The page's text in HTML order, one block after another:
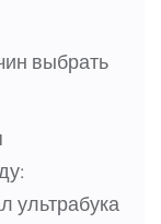
выбрать
ультрабука